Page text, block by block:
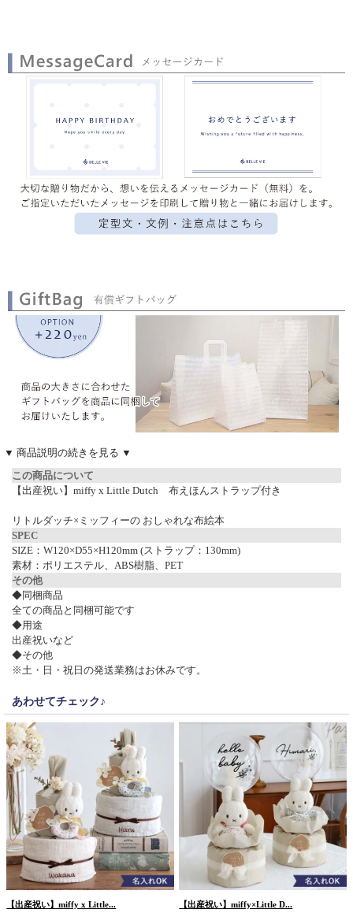
▼ 商品説明の続きを見る ▼
この商品について
【出産祝い】miffy x Little Dutch 布えほんストラップ付き
リトルダッチ×ミッフィーの おしゃれな布絵本
SPEC
SIZE：W120×D55×H120mm (ストラップ：130mm)
素材：ポリエステル、ABS樹脂、PET
その他
◆同梱商品
全ての商品と同梱可能です
◆用途
出産祝いなど
◆その他
※土・日・祝日の発送業務はお休みです。
あわせてチェック♪
【出産祝い】miffy x Little... 【出産祝い】miffy×Little D...